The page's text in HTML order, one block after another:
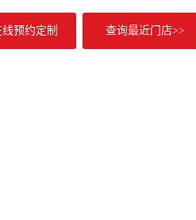
线预约定制 查询最近门店>>